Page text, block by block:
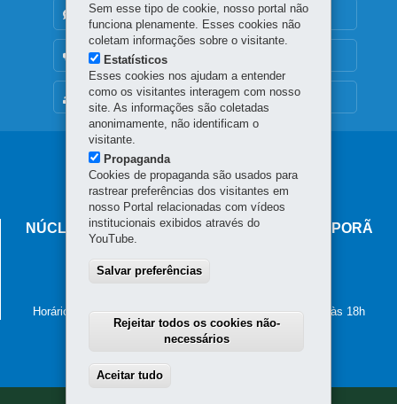
MAPA DO SITE
DENUNCIE CORRUPÇÃO
OUVIDORIA
Navegação
principal
NÚCLEO REGIONAL DE EDUCAÇÃO DE IVAIPORÃ
86.870-000-Ivaiporã
Horário de atendimento: de segunda a sexta-feira, das 8h às 18h
Sem esse tipo de cookie, nosso portal não
funciona plenamente. Esses cookies não
coletam informações sobre o visitante.
Estatísticos
Esses cookies nos ajudam a entender
como os visitantes interagem com nosso
site. As informações são coletadas
anonimamente, não identificam o
visitante.
Propaganda
Cookies de propaganda são usados para
rastrear preferências dos visitantes em
nosso Portal relacionadas com vídeos
institucionais exibidos através do
YouTube.
Salvar preferências
Rejeitar todos os cookies não-
necessários
Aceitar tudo